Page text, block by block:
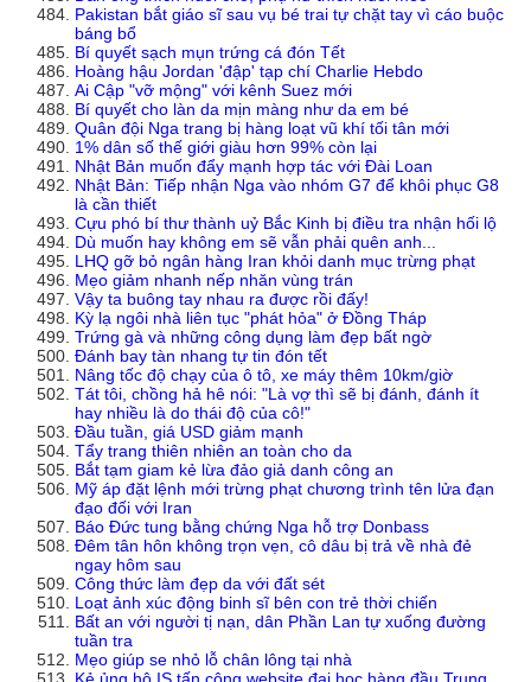
Pakistan bắt giáo sĩ sau vụ bé trai tự chặt tay vì cáo buộc
báng bổ
Bí quyết sạch mụn trứng cá đón Tết
Hoàng hậu Jordan 'đập' tạp chí Charlie Hebdo
Ai Cập "vỡ mộng" với kênh Suez mới
Bí quyết cho làn da mịn màng như da em bé
Quân đội Nga trang bị hàng loạt vũ khí tối tân mới
1% dân số thế giới giàu hơn 99% còn lại
Nhật Bản muốn đẩy mạnh hợp tác với Đài Loan
Nhật Bản: Tiếp nhận Nga vào nhóm G7 để khôi phục G8
là cần thiết
Cựu phó bí thư thành uỷ Bắc Kinh bị điều tra nhận hối lộ
Dù muốn hay không em sẽ vẫn phải quên anh...
LHQ gỡ bỏ ngân hàng Iran khỏi danh mục trừng phạt
Mẹo giảm nhanh nếp nhăn vùng trán
Vậy ta buông tay nhau ra được rồi đấy!
Kỳ lạ ngôi nhà liên tục "phát hỏa" ở Đồng Tháp
Trứng gà và những công dụng làm đẹp bất ngờ
Đánh bay tàn nhang tự tin đón tết
Nâng tốc độ chạy của ô tô, xe máy thêm 10km/giờ
Tát tôi, chồng hả hê nói: "Là vợ thì sẽ bị đánh, đánh ít
hay nhiều là do thái độ của cô!"
Đầu tuần, giá USD giảm mạnh
Tẩy trang thiên nhiên an toàn cho da
Bắt tạm giam kẻ lừa đảo giả danh công an
Mỹ áp đặt lệnh mới trừng phạt chương trình tên lửa đạn
đạo đối với Iran
Báo Đức tung bằng chứng Nga hỗ trợ Donbass
Đêm tân hôn không trọn vẹn, cô dâu bị trả về nhà đẻ
ngay hôm sau
Công thức làm đẹp da với đất sét
Loạt ảnh xúc động binh sĩ bên con trẻ thời chiến
Bất an với người tị nạn, dân Phần Lan tự xuống đường
tuần tra
Mẹo giúp se nhỏ lỗ chân lông tại nhà